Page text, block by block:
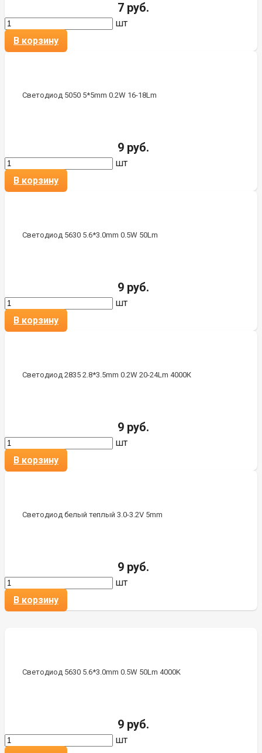
7 руб.
шт
В корзину
Светодиод 5050 5*5mm 0.2W 16-18Lm
9 руб.
шт
В корзину
Светодиод 5630 5.6*3.0mm 0.5W 50Lm
9 руб.
шт
В корзину
Светодиод 2835 2.8*3.5mm 0.2W 20-24Lm 4000К
9 руб.
шт
В корзину
Светодиод белый теплый 3.0-3.2V 5mm
9 руб.
шт
В корзину
Светодиод 5630 5.6*3.0mm 0.5W 50Lm 4000K
9 руб.
шт